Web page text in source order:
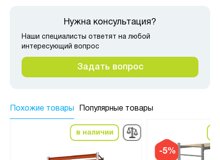
Нужна консультация?
Наши специалисты ответят на любой
интересующий вопрос
Задать вопрос
Похожие товары Популярные товары
в наличии
-5%